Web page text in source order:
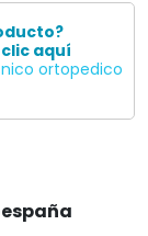
aquí
ortopedico